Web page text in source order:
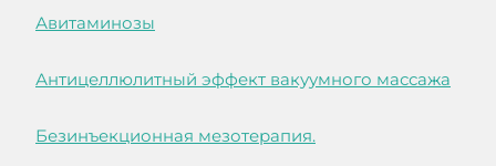
Авитаминозы
Антицеллюлитный эффект вакуумного массажа
Безинъекционная мезотерапия.